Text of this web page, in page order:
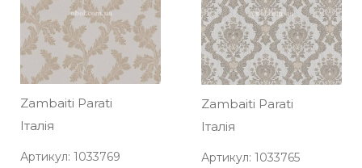
Zambaiti Parati
Італія
Артикул: 1033769
Zambaiti Parati
Італія
Артикул: 1033765